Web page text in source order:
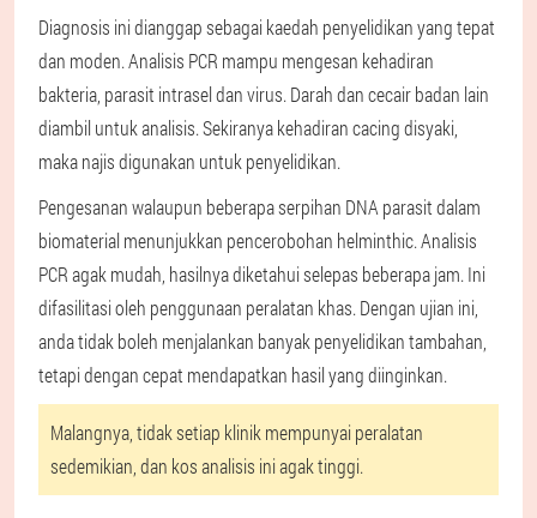
Diagnosis ini dianggap sebagai kaedah penyelidikan yang tepat
dan moden. Analisis PCR mampu mengesan kehadiran
bakteria, parasit intrasel dan virus. Darah dan cecair badan lain
diambil untuk analisis. Sekiranya kehadiran cacing disyaki,
maka najis digunakan untuk penyelidikan.
Pengesanan walaupun beberapa serpihan DNA parasit dalam
biomaterial menunjukkan pencerobohan helminthic. Analisis
PCR agak mudah, hasilnya diketahui selepas beberapa jam. Ini
difasilitasi oleh penggunaan peralatan khas. Dengan ujian ini,
anda tidak boleh menjalankan banyak penyelidikan tambahan,
tetapi dengan cepat mendapatkan hasil yang diinginkan.
Malangnya, tidak setiap klinik mempunyai peralatan
sedemikian, dan kos analisis ini agak tinggi.